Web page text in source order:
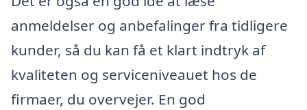
anmeldelser og anbefalinger fra tidligere
kunder, så du kan få et klart indtryk af
kvaliteten og serviceniveauet hos de
firmaer, du overvejer. En god